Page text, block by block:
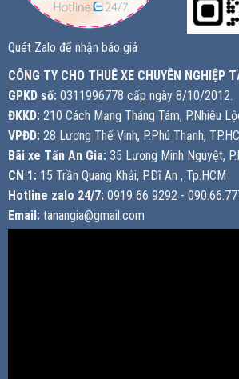
Quét Zalo để nhận báo giá
CÔNG TY CHO THUÊ XE CHUYÊN NGHIỆP
GPKD số: 0311996778 cấp ngày 8/10/2012.
ĐKKD: 210 Cách Mạng Tháng Tám, P.Nhiêu
VPĐD: 28 Lương Thế Vinh, P.Phú Thạnh,
Bãi xe Tấn An Gia: 35 Lương Minh Nguyệt,
CN 1: 15 Trần Quang Khải, P.Dĩ An , Tp.HCM
Hotline zalo 24/7: 0919 66 9292 -
Email: tanangia@gmail.com